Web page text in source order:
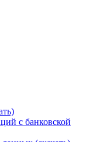
с банковской